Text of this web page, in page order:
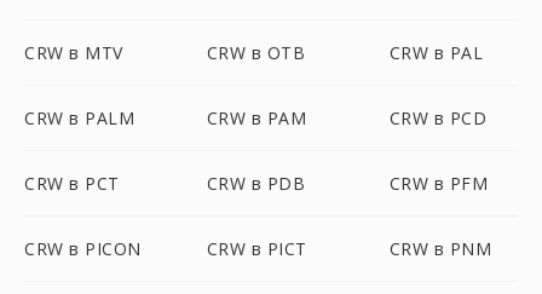
CRW в MTV CRW в OTB CRW в PAL
CRW в PALM CRW в PAM CRW в PCD
CRW в PCT CRW в PDB CRW в PFM
CRW в PICON CRW в PICT CRW в PNM